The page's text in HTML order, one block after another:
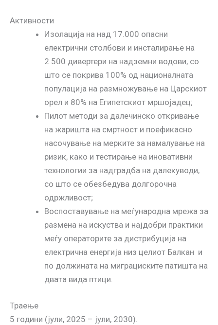
Активности
Изолација на над 17.000 опасни
електрични столбови и инсталирање на
2.500 дивертери на надземни водови, со
што се покрива 100% од националната
популација на размножување на Царскиот
орел и 80% на Египетскиот мршојадец;
Пилот методи за далечинско откривање
на жаришта на смртност и поефикасно
насочување на мерките за намалување на
ризик, како и тестирање на иновативни
технологии за надградба на далекуводи,
со што се обезбедува долгорочна
одржливост;
Воспоставување на меѓународна мрежа за
размена на искуства и најдобри практики
меѓу операторите за дистрибуција на
електрична енергија низ целиот Балкан и
по должината на миграциските патишта на
двата вида птици.
Траење
5 години (јули, 2025 – јули, 2030).